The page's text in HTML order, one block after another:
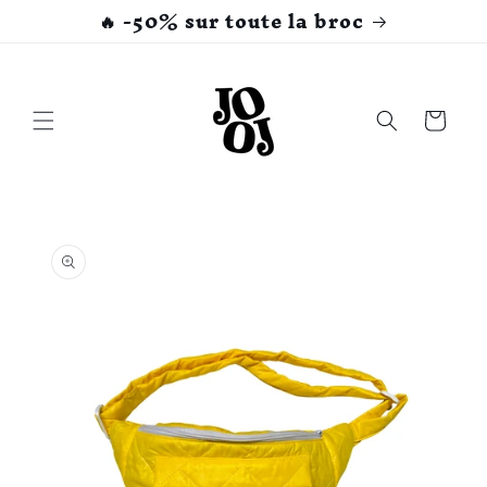
🔥 -50% sur toute la broc
Panier
informations
produits